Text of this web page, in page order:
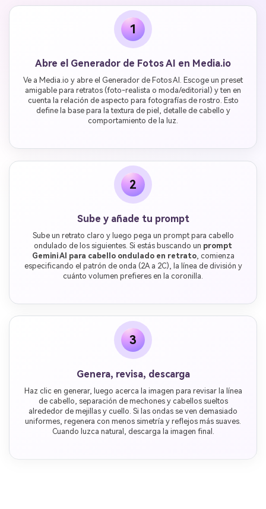
1
Abre el Generador de Fotos AI en Media.io
Ve a Media.io y abre el Generador de Fotos AI. Escoge un preset
amigable para retratos (foto-realista o moda/editorial) y ten en
cuenta la relación de aspecto para fotografías de rostro. Esto
define la base para la textura de piel, detalle de cabello y
comportamiento de la luz.
2
Sube y añade tu prompt
Sube un retrato claro y luego pega un prompt para cabello
ondulado de los siguientes. Si estás buscando un prompt
Gemini AI para cabello ondulado en retrato, comienza
especificando el patrón de onda (2A a 2C), la línea de división y
cuánto volumen prefieres en la coronilla.
3
Genera, revisa, descarga
Haz clic en generar, luego acerca la imagen para revisar la línea
de cabello, separación de mechones y cabellos sueltos
alrededor de mejillas y cuello. Si las ondas se ven demasiado
uniformes, regenera con menos simetría y reflejos más suaves.
Cuando luzca natural, descarga la imagen final.